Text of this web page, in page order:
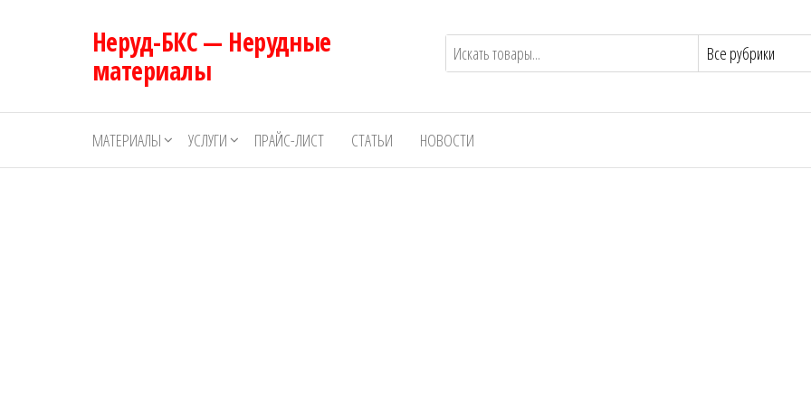
Неруд-БКС — Нерудные
материалы
МАТЕРИАЛЫ УСЛУГИ ПРАЙС-ЛИСТ СТАТЬИ НОВОСТИ